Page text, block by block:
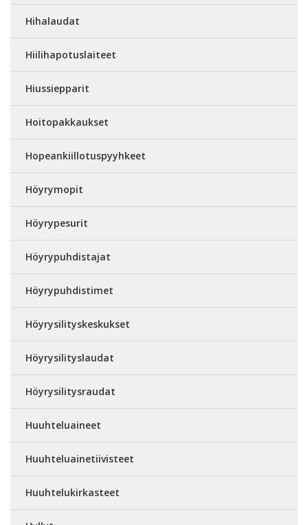
Hihalaudat
Hiilihapotuslaiteet
Hiussiepparit
Hoitopakkaukset
Hopeankiillotuspyyhkeet
Höyrymopit
Höyrypesurit
Höyrypuhdistajat
Höyrypuhdistimet
Höyrysilityskeskukset
Höyrysilityslaudat
Höyrysilitysraudat
Huuhteluaineet
Huuhteluainetiivisteet
Huuhtelukirkasteet